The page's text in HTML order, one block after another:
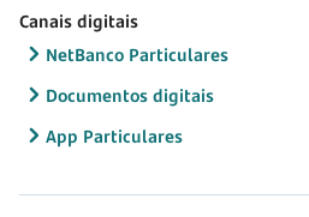
Canais digitais
NetBanco Particulares
Documentos digitais
App Particulares